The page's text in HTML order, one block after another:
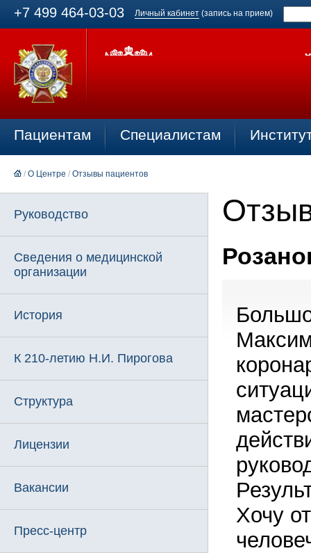
+7 499 464-03-03 Личный кабинет (запись на прием)
Пациентам Специалистам
/ О Центре / Отзывы пациентов
Руководство
Сведения о медицинской
организации
История
К 210-летию Н.И. Пирогова
Структура
Лицензии
Вакансии
Пресс-центр
Хочу